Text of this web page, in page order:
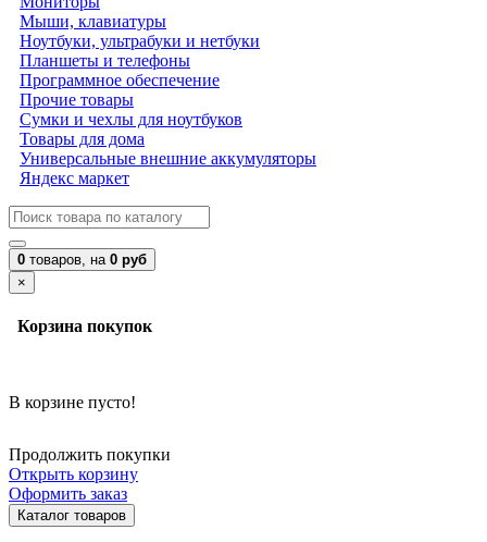
Мыши, клавиатуры
Ноутбуки, ультрабуки и нетбуки
Планшеты и телефоны
Программное обеспечение
Прочие товары
Сумки и чехлы для ноутбуков
Товары для дома
Универсальные внешние аккумуляторы
Яндекс маркет
0 товаров, на 0 руб
×
Корзина покупок
В корзине пусто!
Продолжить покупки
Открыть корзину
Оформить заказ
Каталог товаров